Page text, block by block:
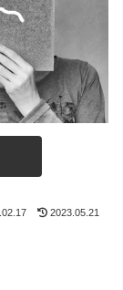
2023.05.21